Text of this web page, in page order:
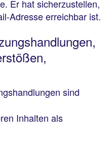
Er hat sicherzustellen,
Adresse erreichbar ist.
sind
Inhalten als